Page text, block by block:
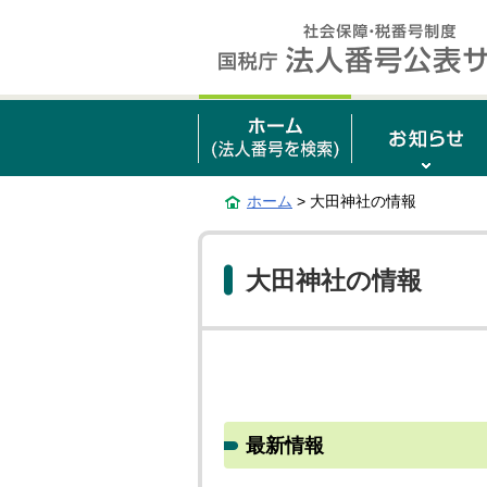
ホーム > 大田神社の情報
大田神社の情報
最新情報